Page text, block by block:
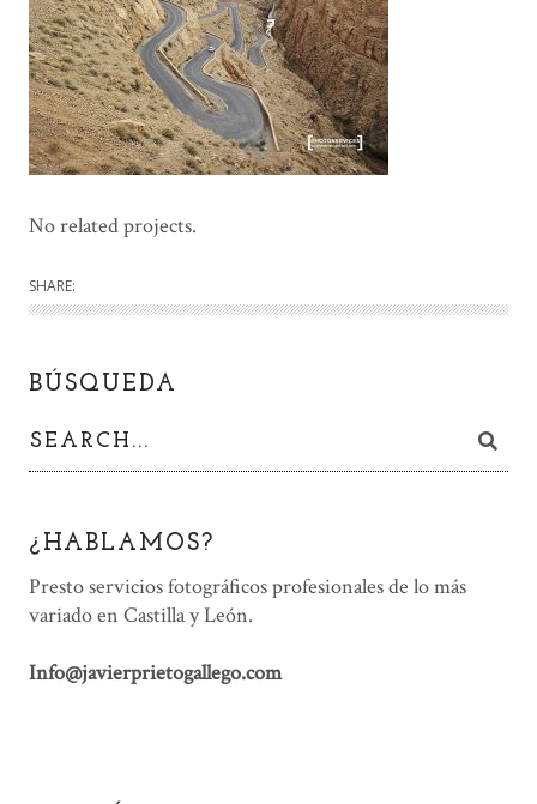
No related projects.
SHARE:
BÚSQUEDA
¿HABLAMOS?
Presto servicios fotográficos profesionales de lo más
variado en Castilla y León.
Info@javierprietogallego.com